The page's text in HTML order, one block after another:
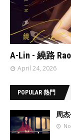
A-Lin - 繞路
April 24, 2026
POPULAR 熱門
周